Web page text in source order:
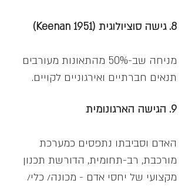
8. גישה סוציולוגית (Keenan 1951)
מניחה שב-50% מהתאונות מעורבים
תנאים חברתיים ואירגוניים לקויים.
9. הגישה הארגונומית
האדם וסביבתו נתפסים כמערכת
מורכבת, רב-תחומית, הדורשת תכנון
מקצועי של יחסי אדם - מכונה/ כלי/